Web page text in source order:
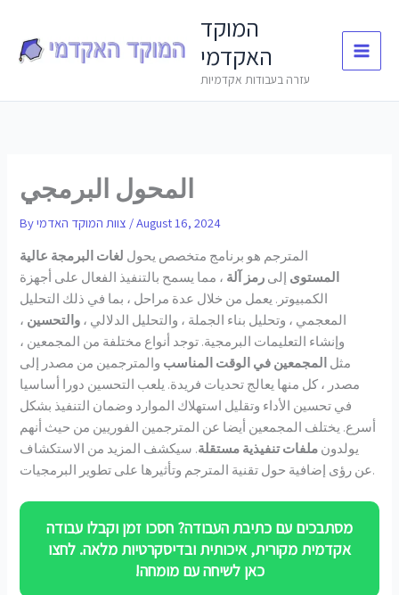
content
המוקד
האקדמי
עזרה בעבודות אקדמיות
المحول البرمجي
By /August 16, 2024
المترجم هو برنامج متخصص يحول لغات البرمجة عالية
المستوى إلى رمز آلة ، مما يسمح بالتنفيذ الفعال على أجهزة
الكمبيوتر. يعمل من خلال عدة مراحل ، بما في ذلك التحليل
المعجمي ، وتحليل بناء الجملة ، والتحليل الدلالي ، والتحسين ،
وإنشاء التعليمات البرمجية. توجد أنواع مختلفة من المجمعين ،
مثل المجمعين في الوقت المناسب والمترجمين من مصدر إلى
مصدر ، كل منها يعالج تحديات فريدة. يلعب التحسين دورا أساسيا
في تحسين الأداء وتقليل استهلاك الموارد وضمان التنفيذ بشكل
أسرع. يختلف المجمعين أيضا عن المترجمين الفوريين من حيث أنهم
يولدون ملفات تنفيذية مستقلة. سيكشف المزيد من الاستكشاف
عن رؤى إضافية حول تقنية المترجم وتأثيرها على تطوير البرمجيات.
מסתבכים עם כתיבת העבודה? חסכו זמן וקבלו עבודה
אקדמית מקורית, איכותית ובדיסקרטיות מלאה. לחצו
כאן לשיחה עם מומחה!